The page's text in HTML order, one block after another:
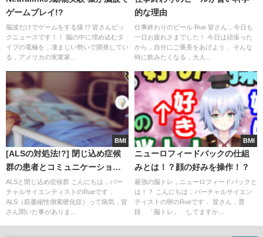
ゲームプレイ!?
脳波だけでゲームをする猿 !? 皆さんビッ
クニュースです！！ 脳の中に埋め込むタ
イプの電極を，凄まじい勢いで開発してい
る，アメリカの実業家...
的な理由
仕事終わりのビール Rue 皆さん，今日も
一日お疲れさまでした！ 今日は頑張った
から，自分にご褒美をあげよう． そんな
時に飲みたくなる，大人...
BMI
[ALSの対処法!?] 閉じ込め症候
群の患者とコミュニケーション
BMI
ALSと閉じ込め症候群 こんにちは，バー
チャルサイエンティストのRueです．
ALS（筋萎縮性側索硬化症）って病気，皆
さん聞いた事がありま...
BMI
ニューロフィードバックの仕組
みとは！？顔の好みを操作！？
最強の脳トレ，ニューロフィードバックと
は！？ こんにちは，バーチャルサイエン
ティストの卵のRueです． 皆さん，普
段 「脳トレ」 してますか...